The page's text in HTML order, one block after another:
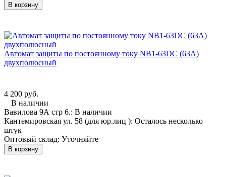
В корзину
Автомат защиты по постоянному току NB1-63DC (63А)
двухполюсный
4 200 руб.
В наличии
Вавилова 9А стр 6.: В наличии
Кантемировская ул. 58 (для юр.лиц ): Осталось несколько
штук
Оптовый склад: Уточняйте
В корзину